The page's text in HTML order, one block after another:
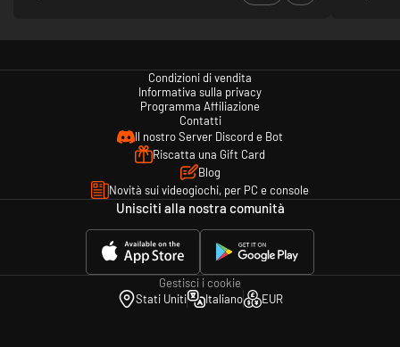
Condizioni di vendita
Informativa sulla privacy
Programma Affiliazione
Contatti
Il nostro Server Discord e Bot
Riscatta una Gift Card
Blog
Novità sui videogiochi, per PC e console
Unisciti alla nostra comunità
Gestisci i cookie
Stati Uniti
Italiano EUR